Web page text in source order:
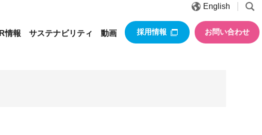
IR情報 サステナビリティ 動画
English
採用情報 お問い合わせ